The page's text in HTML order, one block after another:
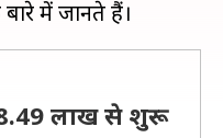
8.49 लाख से शुरू